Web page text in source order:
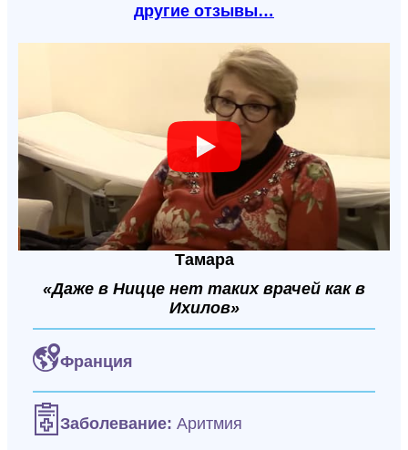
другие отзывы…
Тамара
«Даже в Ницце нет таких врачей как в
Ихилов»
Франция
Заболевание: Аритмия